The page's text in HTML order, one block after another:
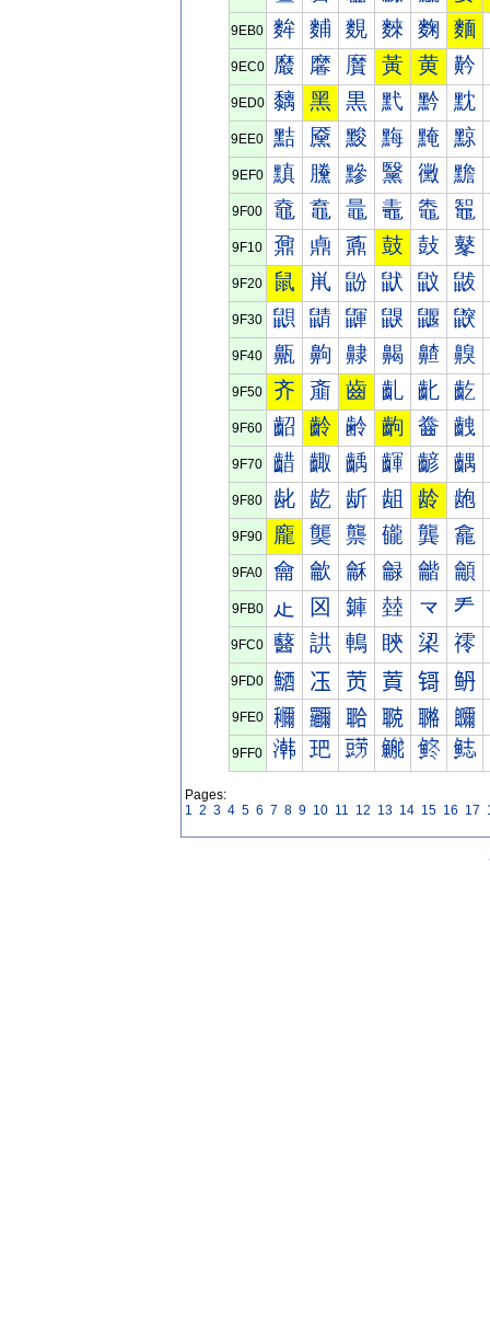
9EB0 麰 麱 麲 麳 麴 麵
9EC0 黀 黁 黂 黃 黄 黅
9ED0 黐 黑 黒 黓 黔 黕
9EE0 黠 黡 黢 黣 黤 黥
9EF0 黰 黱 黲 黳 黴 黵
9F00 鼀 鼁 鼂 鼃 鼄 鼅
9F10 鼐 鼑 鼒 鼓 鼔 鼕
9F20 鼠 鼡 鼢 鼣 鼤 鼥
9F30 鼰 鼱 鼲 鼳 鼴 鼵
9F40 齀 齁 齂 齃 齄 齅
9F50 齐 齑 齒 齓 齔 齕
9F60 齠 齡 齢 齣 齤 齥
9F70 齰 齱 齲 齳 齴 齵
9F80 龀 龁 龂 龃 龄 龅
9F90 龐 龑 龒 龓 龔 龕
9FA0 龠 龡 龢 龣 龤 龥
9FB0 龰 龱 龲 龳 龴 龵
9FC0 鿀 鿁 鿂 鿃 鿄 鿅
9FD0 鿐 鿑 鿒 鿓 鿔 鿕
9FE0 鿠 鿡 鿢 鿣 鿤 鿥
9FF0 鿰 鿱 鿲 鿳 鿴 鿵
Pages:
1 2 3 4 5 6 7 8 9 10 11 12 13 14 15 16 17